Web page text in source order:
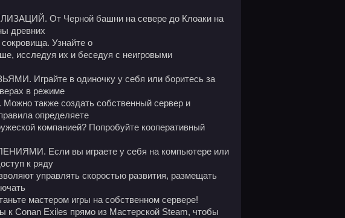
От Черной башни на севере до Клоаки на
древних
Узнайте о
исследуя их и беседуя с неигровыми
Играйте в одиночку у себя или боритесь за
в режиме
также создать собственный сервер и
определяете
компанией? Попробуйте кооперативный
Если вы играете у себя на компьютере или
к ряду
управлять скоростью развития, размещать
мастером игры на собственном сервере!
Exiles прямо из Мастерской Steam, чтобы